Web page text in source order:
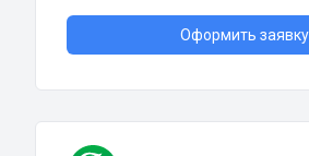
Оформить заявку